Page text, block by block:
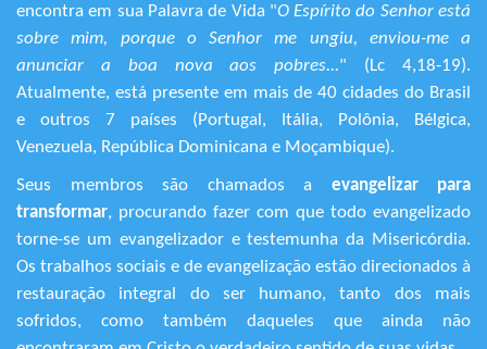
encontra em sua Palavra de Vida "O Espírito do Senhor está
sobre mim, porque o Senhor me ungiu, enviou-me a
anunciar a boa nova aos pobres..." (Lc 4,18-19).
Atualmente, está presente em mais de 40 cidades do Brasil
e outros 7 países (Portugal, Itália, Polônia, Bélgica,
Venezuela, República Dominicana e Moçambique).
Seus membros são chamados a evangelizar para
transformar, procurando fazer com que todo evangelizado
torne-se um evangelizador e testemunha da Misericórdia.
Os trabalhos sociais e de evangelização estão direcionados à
restauração integral do ser humano, tanto dos mais
sofridos, como também daqueles que ainda não